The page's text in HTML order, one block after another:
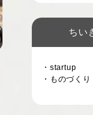
ちい
・startup
・ものづくり